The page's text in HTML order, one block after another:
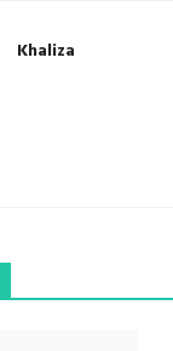
Khaliza